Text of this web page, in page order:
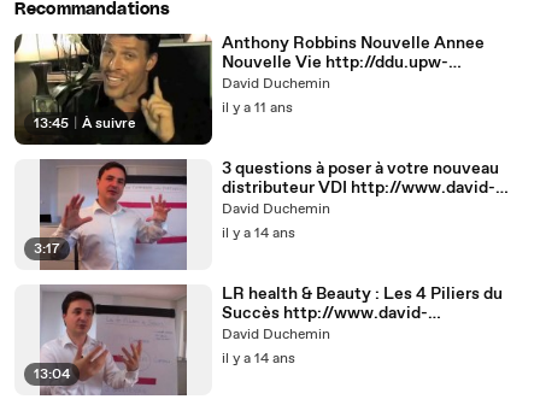
Recommandations
13:45 À suivre
Anthony Robbins Nouvelle Annee
Nouvelle Vie http://ddu.upw-
anthonyrobbins.eu
David Duchemin
il y a 11 ans
3:17
3 questions à poser à votre nouveau
distributeur VDI http://www.david-
duchemin.com
David Duchemin
il y a 14 ans
13:04
LR health & Beauty : Les 4 Piliers du
Succès http://www.david-
duchemin/com/mentoring
David Duchemin
il y a 14 ans